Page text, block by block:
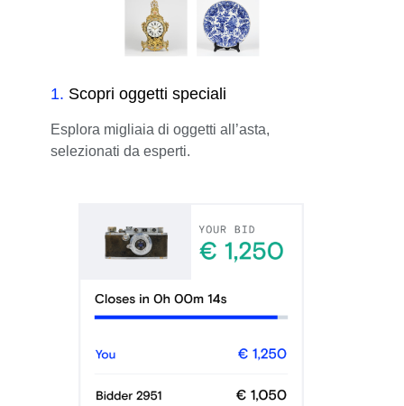
1. Scopri oggetti speciali
Esplora migliaia di oggetti all’asta,
selezionati da esperti.